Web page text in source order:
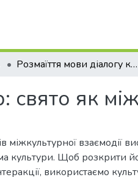
Розмаїття мови діалогу культур: свято як міжкультурна інтеракція
свято як
міжкультурної взаємодії
культури. Щоб розкрити
використаємо